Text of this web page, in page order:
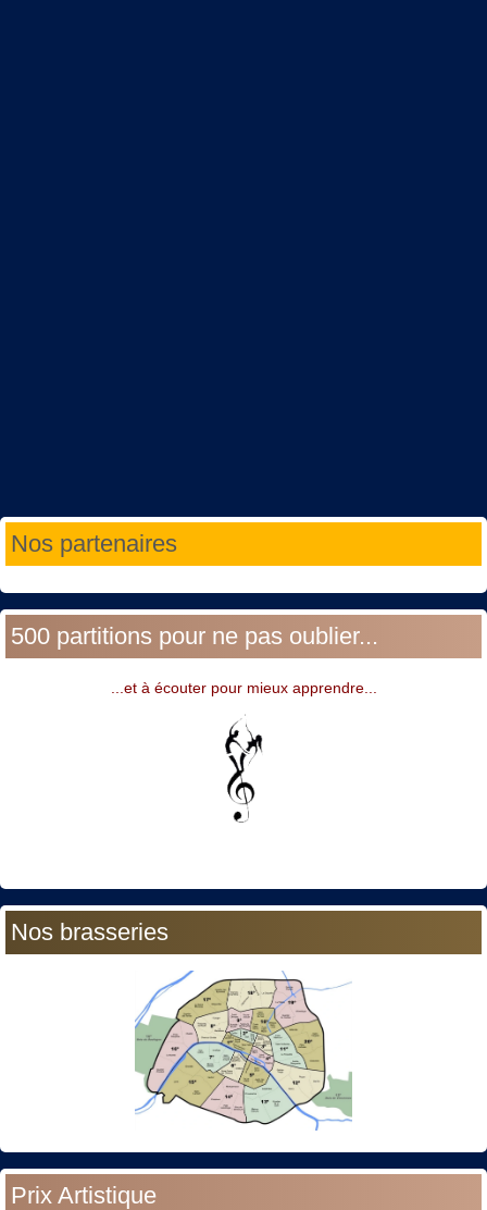
Nos partenaires
500 partitions pour ne pas oublier...
...et à écouter pour mieux apprendre...
Nos brasseries
Prix Artistique
Année
précédente
Mois
précédent
Année
suivante
Mois
suivant